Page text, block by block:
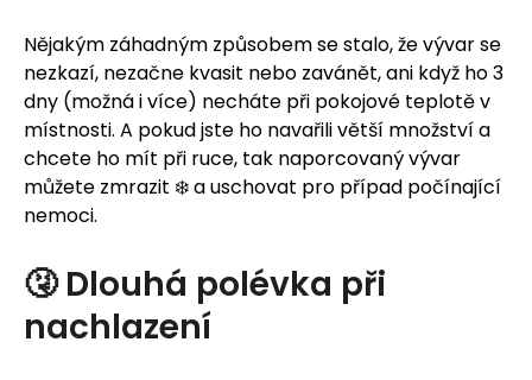
Nějakým záhadným způsobem se stalo, že vývar se
nezkazí, nezačne kvasit nebo zavánět, ani když ho 3
dny (možná i více) necháte při pokojové teplotě v
místnosti. A pokud jste ho navařili větší množství a
chcete ho mít při ruce, tak naporcovaný vývar
můžete zmrazit ❄️ a uschovat pro případ počínající
nemoci.
🤧 Dlouhá polévka při
nachlazení